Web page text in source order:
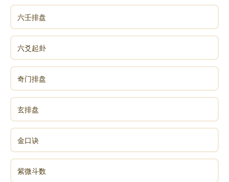
六壬排盘
六爻起卦
奇门排盘
玄排盘
金口诀
紫微斗数